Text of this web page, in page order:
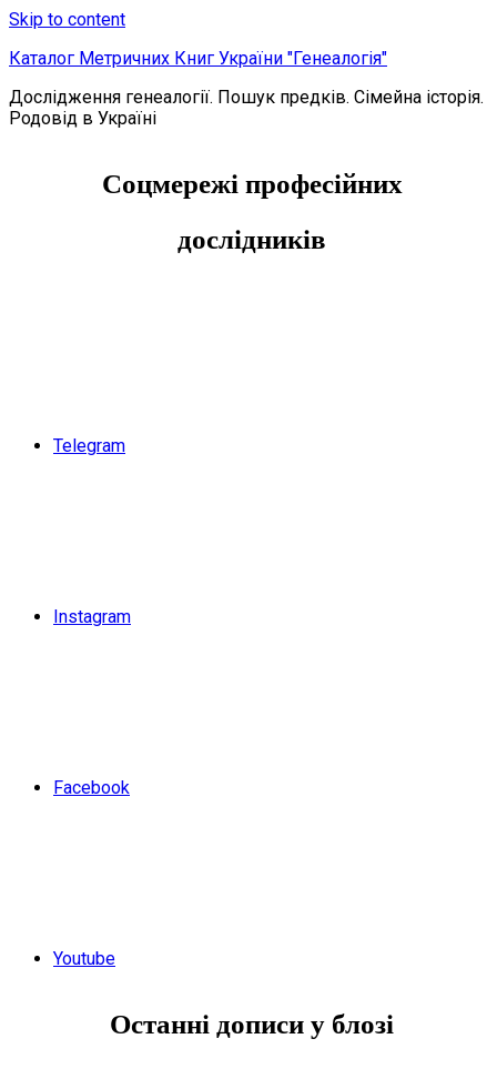
Skip to content
Каталог Метричних Книг України "Генеалогія"
Дослідження генеалогії. Пошук предків. Сімейна історія.
Родовід в Україні
Соцмережі професійних
дослідників
Telegram
Instagram
Facebook
Youtube
Останні дописи у блозі